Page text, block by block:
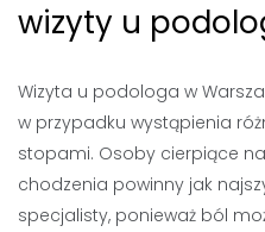
wizyty u
Wizyta u podologa w
w przypadku wystąpienia
stopami. Osoby cierpiące
chodzenia powinny jak
specjalisty, ponieważ ból